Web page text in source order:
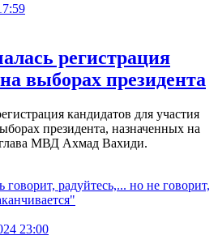
регистрация
выборах президента
кандидатов для участия
президента, назначенных на
МВД Ахмад Вахиди.
23:00